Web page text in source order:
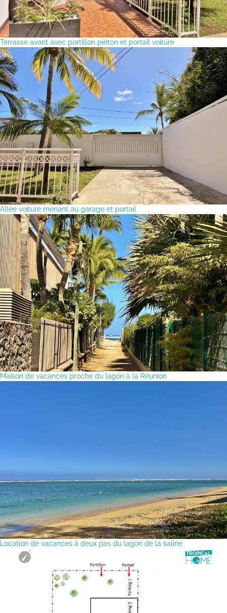
Terrasse avant avec portillon piéton et portail voiture
Allée voiture menant au garage et portail
Maison de vacances proche du lagon à la Réunion
Location de vacances à deux pas du lagon de la saline